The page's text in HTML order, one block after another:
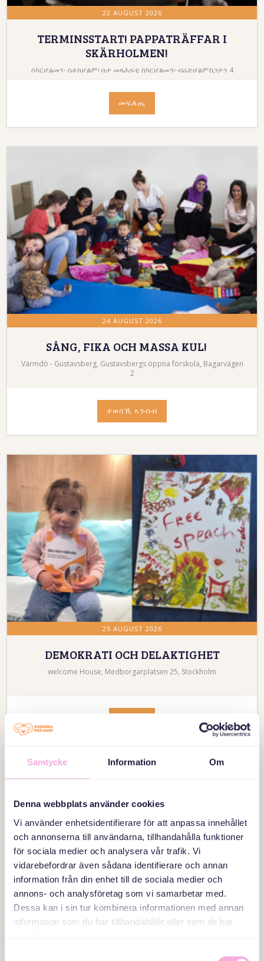
Samtycke Information Om
Denna webbplats använder cookies
Vi använder enhetsidentifierare för att anpassa innehållet
och annonserna till användarna, tillhandahålla funktioner
för sociala medier och analysera vår trafik. Vi
vidarebefordrar även sådana identifierare och annan
information från din enhet till de sociala medier och
annons- och analysföretag som vi samarbetar med.
Dessa kan i sin tur kombinera informationen med annan
information som du har tillhandahållit eller som de har
22 AUGUST 2026
TERMINSSTART! PAPPATRÄFFAR I
SKÄRHOLMEN!
ስካርሆልመን- ስቶክሆልም፡ ቤተ መጻሕፍቲ ስካርሆልመን፡ ብሬድሆልምስጋታን 4
መፍለጢ
24 AUGUST 2026
SÅNG, FIKA OCH MASSA KUL!
Värmdö - Gustavsberg, Gustavsbergs öppna förskola, Bagarvägen
2
ተወሳኺ ኣንብብ
25 AUGUST 2026
DEMOKRATI OCH DELAKTIGHET
welcome House, Medborgarplatsen 25, Stockholm